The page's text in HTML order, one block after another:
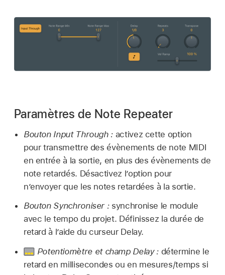
Paramètres de Note Repeater
Bouton Input Through : activez cette option
pour transmettre des évènements de note MIDI
en entrée à la sortie, en plus des évènements de
note retardés. Désactivez l’option pour
n’envoyer que les notes retardées à la sortie.
Bouton Synchroniser :synchronise le module
avec le tempo du projet. Définissez la durée de
retard à l’aide du curseur Delay.
Potentiomètre et champ Delay : détermine le
retard en millisecondes ou en mesures/temps si